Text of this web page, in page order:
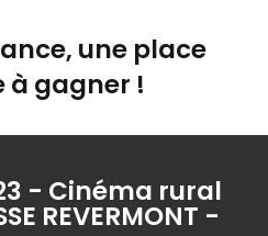
une place
gagner !
- Cinéma rural
REVERMONT -